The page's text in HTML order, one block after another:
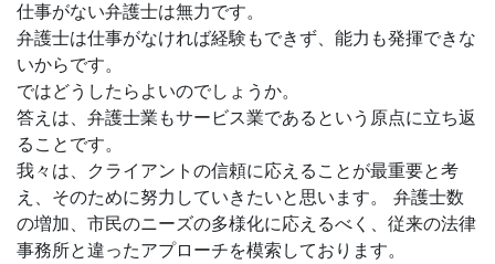
仕事がない弁護士は無力です。
弁護士は仕事がなければ経験もできず、能力も発揮できな
いからです。
ではどうしたらよいのでしょうか。
答えは、弁護士業もサービス業であるという原点に立ち返
ることです。
我々は、クライアントの信頼に応えることが最重要と考
え、そのために努力していきたいと思います。 弁護士数
の増加、市民のニーズの多様化に応えるべく、従来の法律
事務所と違ったアプローチを模索しております。